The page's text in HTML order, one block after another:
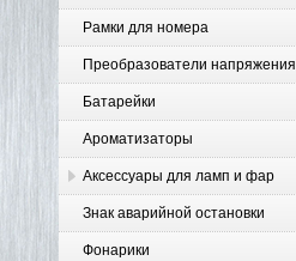
Рамки для номера
Преобразователи напряжения
Батарейки
Ароматизаторы
Аксессуары для ламп и фар
Знак аварийной остановки
Фонарики